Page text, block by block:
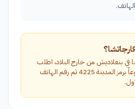
في بنغلاديش من خارج البلاد، اطلب
الرمز الدولي +880 متبوعاً برمز المدينة 4225 ثم رقم الهاتف